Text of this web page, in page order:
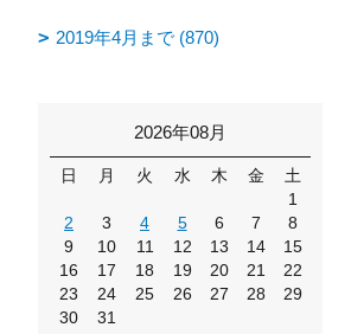
2019年4月まで (870)
2026年08月
日 月 火 水 木 金
土
1
2
3 4 5 6 7
8
9
10 11 12 13 14
15
16
17 18 19 20 21
22
23
24 25 26 27 28
29
30
31